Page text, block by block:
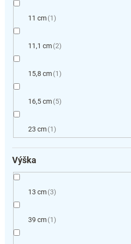
11 cm 1
11,1 cm 2
15,8 cm 1
16,5 cm 5
23 cm 1
Výška
13 cm 3
39 cm 1